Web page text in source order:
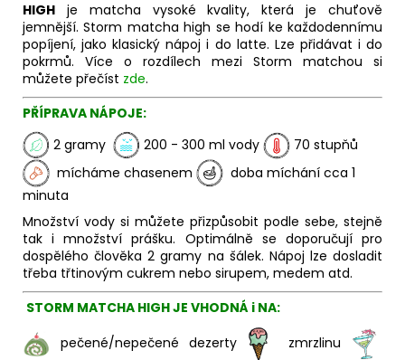
HIGH je matcha vysoké kvality, která je chuťově
jemnější.Storm matcha high se hodí ke každodennímu
popíjení, jako klasický nápoj i do latte. Lze přidávat i do
pokrmů. Více o rozdílech mezi Storm matchou si
můžete přečíst zde.
PŘÍPRAVA NÁPOJE:
2 gramy
200 - 300 ml vody
70 stupňů
mícháme chasenem
doba míchání cca 1
minuta
Množství vody si můžete přizpůsobit podle sebe, stejně
tak i množství prášku. Optimálně se doporučují pro
dospělého člověka 2 gramy na šálek. Nápoj lze dosladit
třeba třtinovým cukrem nebo sirupem, medem atd.
STORM MATCHA HIGH JE VHODNÁ i NA:
pečené/nepečené dezerty
zmrzlinu